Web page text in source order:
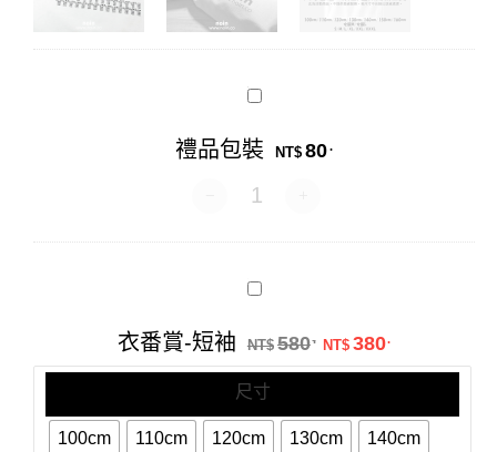
禮
裝
禮品包裝 NT$ 80.
禮品包裝 數量
衣
短
袖
衣番賞-短袖 NT$ 580. 原始價格：
NT$ 380.目前價格
尺寸
100cm 110cm 120cm 130cm 140cm